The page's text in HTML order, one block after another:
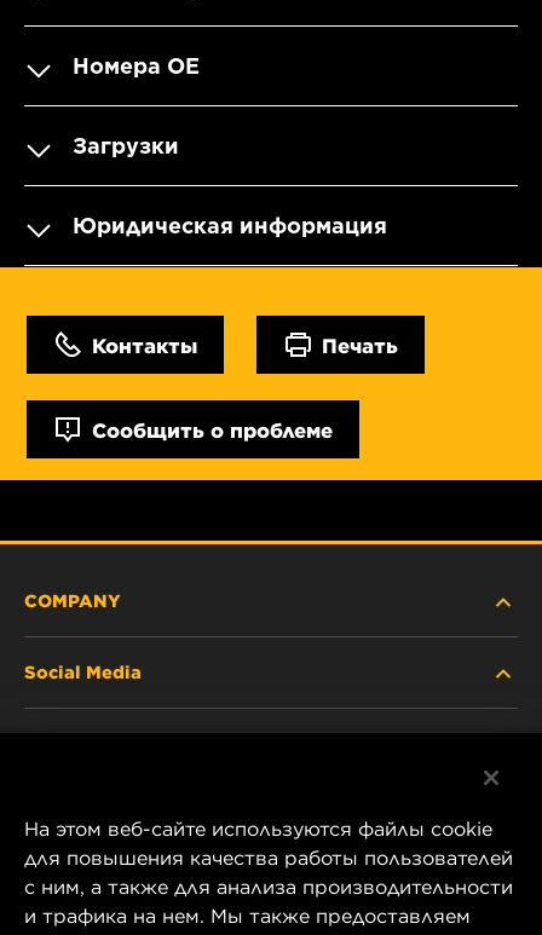
Номера OE
Загрузки
Юридическая информация
Контакты Печать
Сообщить о проблеме
COMPANY
CAREER
COMPANY STORE
Social Media
Instagram
YouTube
На этом веб-сайте используются файлы cookie
для повышения качества работы пользователей
с ним, а также для анализа производительности
и трафика на нем. Мы также предоставляем